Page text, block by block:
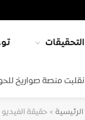
التحقيقات
منصة صواريخ
الرئيسية» حقيقة